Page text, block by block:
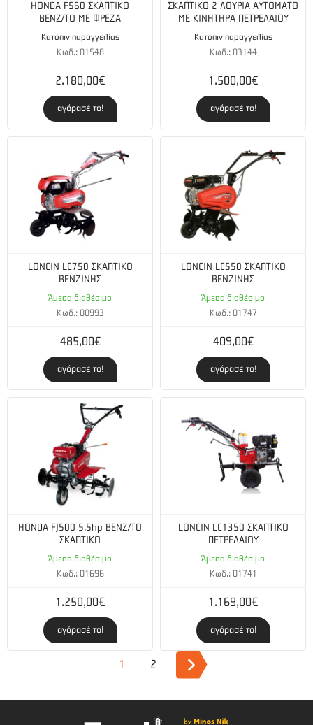
HONDA F560 ΣΚΑΠΤΙΚΟ
BENZ/TO ΜΕ ΦΡΕΖΑ
Κατόπιν παραγγελίας
Κωδ.: 01548
2.180,00€
αγόρασέ το!
ΣΚΑΠΤΙΚΟ 2 ΛΟΥΡΙΑ ΑΥΤΟΜΑΤΟ
ΜΕ ΚΙΝΗΤΗΡΑ ΠΕΤΡΕΛΑΙΟΥ
Κατόπιν παραγγελίας
Κωδ.: 03144
1.500,00€
αγόρασέ το!
LONCIN LC750 ΣΚΑΠΤΙΚΟ
ΒΕΝΖΙΝΗΣ
Άμεσα διαθέσιμο
Κωδ.: 00993
485,00€
αγόρασέ το!
LONCIN LC550 ΣΚΑΠΤΙΚΟ
ΒΕΝΖΙΝΗΣ
Άμεσα διαθέσιμο
Κωδ.: 01747
409,00€
αγόρασέ το!
HONDA FJ500 5.5hp BENZ/TO
ΣΚΑΠΤΙΚΟ
Άμεσα διαθέσιμο
Κωδ.: 01696
1.250,00€
αγόρασέ το!
LONCIN LC1350 ΣΚΑΠΤΙΚΟ
ΠΕΤΡΕΛΑΙΟΥ
Άμεσα διαθέσιμο
Κωδ.: 01741
1.169,00€
αγόρασέ το!
1 2